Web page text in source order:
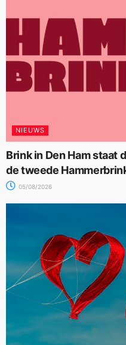
NIEUWS
Brink in Den Ham staat
de tweede
05/08/2026